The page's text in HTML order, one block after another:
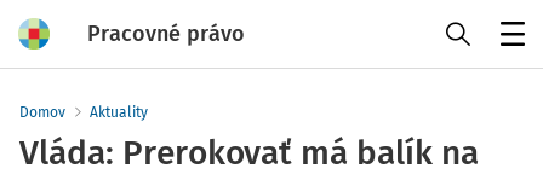
Pracovné právo
Domov Aktuality
Vláda: Prerokovať má balík na